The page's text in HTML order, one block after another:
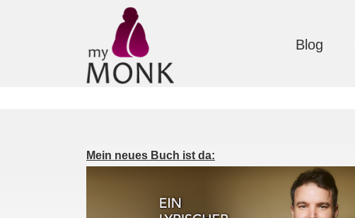
Blog
Mein neues Buch ist da: